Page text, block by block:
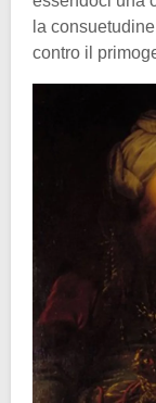
la
contro il